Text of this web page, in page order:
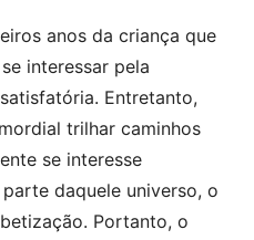
anos da criança que
interessar pela
Entretanto,
trilhar caminhos
se interesse
daquele universo, o
Portanto, o